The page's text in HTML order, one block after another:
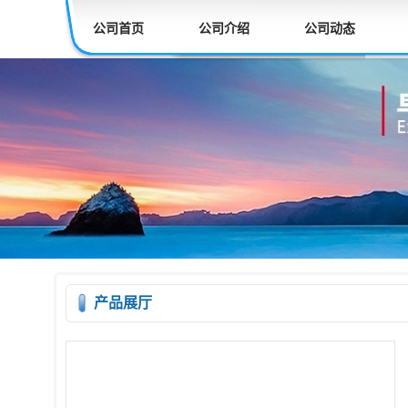
公司首页 公司介绍 公司动态
产品展厅